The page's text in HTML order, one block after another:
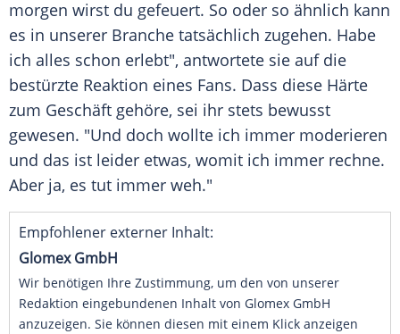
morgen wirst du gefeuert. So oder so ähnlich kann
es in unserer Branche tatsächlich zugehen. Habe
ich alles schon erlebt", antwortete sie auf die
bestürzte Reaktion eines Fans. Dass diese Härte
zum Geschäft gehöre, sei ihr stets bewusst
gewesen. "Und doch wollte ich immer moderieren
und das ist leider etwas, womit ich immer rechne.
Aber ja, es tut immer weh."
Empfohlener externer Inhalt:
Glomex GmbH
Wir benötigen Ihre Zustimmung, um den von unserer
Redaktion eingebundenen Inhalt von Glomex GmbH
anzuzeigen. Sie können diesen mit einem Klick anzeigen